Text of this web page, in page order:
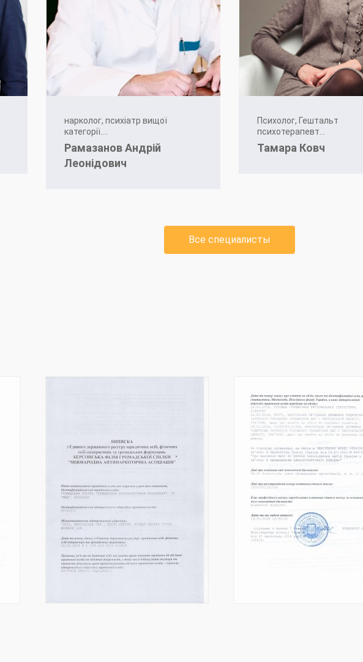
нарколог, психіатр вищої
категорії....
Рамазанов Андрій
Леонідович
Психолог, Гештальт
психотерапевт...
Тамара Ковч
Все специалисты